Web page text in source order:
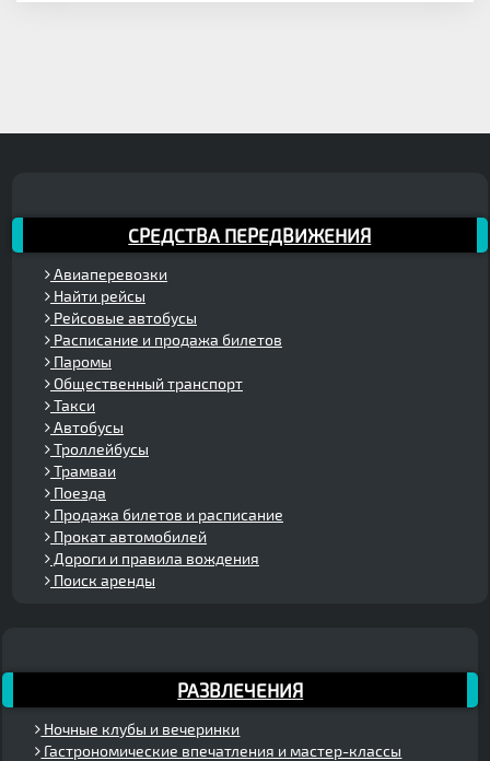
СРЕДСТВА ПЕРЕДВИЖЕНИЯ
Авиаперевозки
Найти рейсы
Рейсовые автобусы
Расписание и продажа билетов
Паромы
Общественный транспорт
Такси
Автобусы
Троллейбусы
Трамваи
Поезда
Продажа билетов и расписание
Прокат автомобилей
Дороги и правила вождения
Поиск аренды
РАЗВЛЕЧЕНИЯ
Ночные клубы и вечеринки
Гастрономические впечатления и мастер-классы